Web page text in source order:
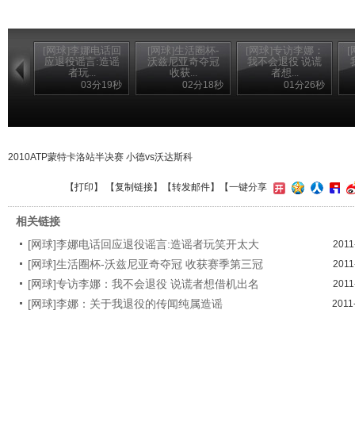
[网球]李娜电话回
应退役谣言:造谣
者玩...
03分19秒
[网球]生活圈杯-
沃兹尼亚奇夺冠
收获...
02分18秒
[网球]专访李娜：
我不会退役 说谎
者想...
01分26秒
[
2010ATP蒙特卡洛站半决赛 小德vs沃达斯科
【打印 】 【复制链接】【转发邮件】 【一键分享
相关链接
[网球]李娜电话回应退役谣言:造谣者玩笑开太大
[网球]生活圈杯-沃兹尼亚奇夺冠 收获赛季第三冠
[网球]专访李娜：我不会退役 说谎者想借机出名
[网球]李娜：关于我退役的传闻纯属造谣